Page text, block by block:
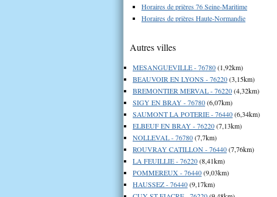
Horaires de prières 76 Seine-Maritime
Horaires de prières Haute-Normandie
Autres villes
MESANGUEVILLE - 76780(1,92km)
BEAUVOIR EN LYONS - 76220(3,15km)
BREMONTIER MERVAL - 76220(4,32km)
SIGY EN BRAY - 76780(6,07km)
SAUMONT LA POTERIE - 76440(6,34km)
ELBEUF EN BRAY - 76220(7,13km)
NOLLEVAL - 76780(7,7km)
ROUVRAY CATILLON - 76440(7,76km)
LA FEUILLIE - 76220(8,41km)
POMMEREUX - 76440(9,03km)
HAUSSEZ - 76440(9,17km)